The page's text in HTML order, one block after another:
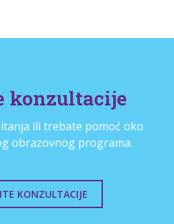
konzultacije
ili trebate pomoć oko
obrazovnog programa.
KONZULTACIJE